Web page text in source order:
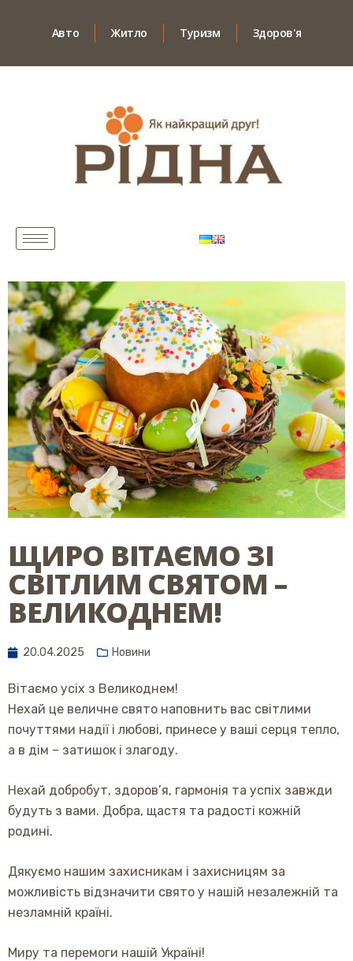
Авто Житло Туризм Здоров'я
ЩИРО ВІТАЄМО ЗІ
СВІТЛИМ СВЯТОМ –
ВЕЛИКОДНЕМ!
20.04.2025 Новини
Вітаємо усіх з Великоднем!
Нехай це величне свято наповнить вас світлими
почуттями надії і любові, принесе у ваші серця тепло,
а в дім – затишок і злагоду.
Нехай добробут, здоров’я, гармонія та успіх завжди
будуть з вами. Добра, щастя та радості кожній
родині.
Дякуємо нашим захисникам і захисницям за
можливість відзначити свято у нашій незалежній та
незламній країні.
Миру та перемоги нашій Україні!